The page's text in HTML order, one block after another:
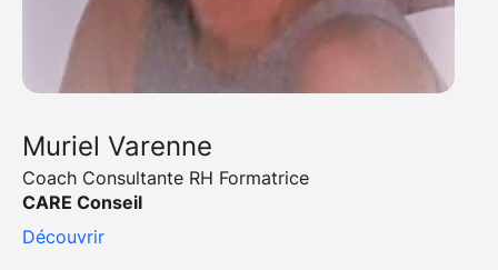
Muriel Varenne
Coach Consultante RH Formatrice
CARE Conseil
Découvrir